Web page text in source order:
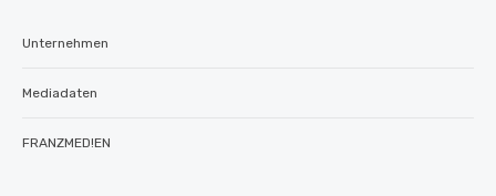
Unternehmen
Mediadaten
FRANZMED!EN